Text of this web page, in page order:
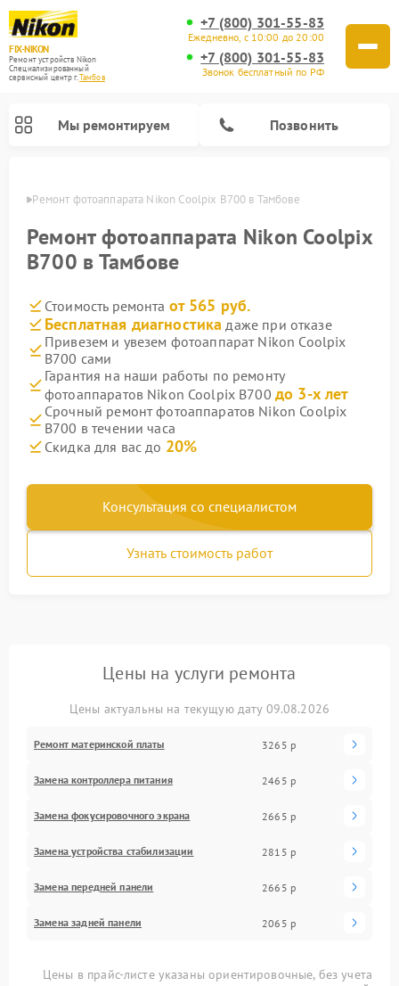
FIX-NIKON
Ремонт устройств Nikon
Специализированный
cервисный центр г.Тамбов
+7 (800) 301-55-83
Ежедневно, с 10:00 до 20:00
+7 (800) 301-55-83
Звонок бесплатный по РФ
Мы ремонтируем Позвонить
Ремонт фотоаппарата Nikon Coolpix B700 в Тамбове
Ремонт фотоаппарата Nikon Coolpix
B700 в Тамбове
Стоимость ремонта от 565 руб.
Бесплатная диагностика даже при отказе
Привезем и увезем фотоаппарат Nikon Coolpix
B700 сами
Гарантия на наши работы по ремонту
фотоаппаратов Nikon Coolpix B700 до 3-х лет
Срочный ремонт фотоаппаратов Nikon Coolpix
B700 в течении часа
Скидка для вас до 20%
Консультация со специалистом
Узнать стоимость работ
Цены на услуги ремонта
Цены актуальны на текущую дату 09.08.2026
Ремонт материнской платы 3265 р
Замена контроллера питания 2465 р
Замена фокусировочного экрана 2665 р
Замена устройства стабилизации 2815 р
Замена передней панели 2665 р
Замена задней панели 2065 р
Цены в прайс-листе указаны ориентировочные, без учета